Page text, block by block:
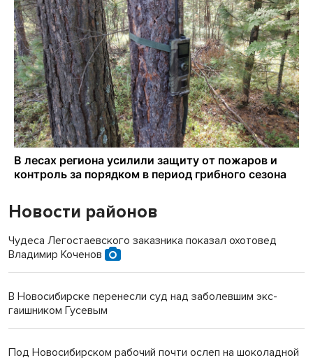
Новости районов
Чудеса Легостаевского заказника показал охотовед
Владимир Коченов
В Новосибирске перенесли суд над заболевшим экс-
гаишником Гусевым
Под Новосибирском рабочий почти ослеп на шоколадной